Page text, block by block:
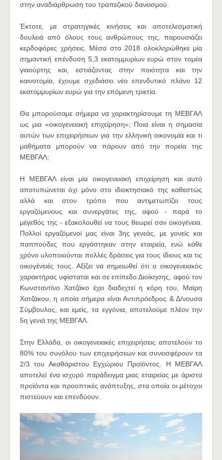
στην αναδιάρθρωση του τραπεζικού δανεισμού.
Έκτοτε, με στρατηγικές κινήσεις και αποτελεσματική
δουλειά από όλους τους ανθρώπους της, παρουσιάζει
κερδοφόρες χρήσεις. Μέσα στο 2018 ολοκληρώθηκε μία
σημαντική επένδυση 5,3 εκατομμυρίων ευρώ στον τομέα
γιαούρτης και, εστιάζοντας στην ποιότητα και την
καινοτομία, έχουμε σχεδιάσει νέο επενδυτικό πλάνο 12
εκατομμυρίων ευρώ για την επόμενη τριετία.
Θα μπορούσαμε σήμερα να χαρακτηρίσουμε τη ΜΕΒΓΑΛ
ως μια «οικογενειακή επιχείρηση»; Ποια είναι η σημασία
αυτών των επιχειρήσεων για την ελληνική οικονομία και τι
μαθήματα μπορούν να πάρουν από την πορεία της
ΜΕΒΓΑΛ;
Η ΜΕΒΓΑΛ είναι μία οικογενειακή επιχείρηση και αυτό
αποτυπώνεται όχι μόνο στο ιδιοκτησιακό της καθεστώς
αλλά και στον τρόπο που αντιμετωπίζει τους
εργαζόμενους και συνεργάτες της, αφού - παρά το
μέγεθός της - εξακολουθεί να τους θεωρεί σαν οικογένεια.
Πολλοί εργαζόμενοί μας είναι 3ης γενεάς, με γονείς και
παππούδες που εργάστηκαν στην εταιρεία, ενώ κάθε
χρόνο υλοποιούνται πολλές δράσεις για τους ίδιους και τις
οικογένειές τους. Αξίζει να σημειωθεί ότι ο οικογενειακός
χαρακτήρας υφίσταται και σε επίπεδο Διοίκησης, αφού τον
Κωνσταντίνο Χατζάκο έχει διαδεχτεί η κόρη του, Μαίρη
Χατζάκου, η οποία σήμερα είναι Αντιπρόεδρος & Δ/νουσα
Σύμβουλος, και εμείς, τα εγγόνια, αποτελούμε πλέον την
5η γενιά της ΜΕΒΓΑΛ.
Στην Ελλάδα, οι οικογενειακές επιχειρήσεις αποτελούν το
80% του συνόλου των επιχειρήσεων και συνεισφέρουν τα
2/3 του Ακαθάριστου Εγχώριου Προϊόντος. Η ΜΕΒΓΑΛ
αποτελεί ένα ισχυρό παράδειγμα μιας εταιρείας με άριστα
προϊόντα και προοπτικές ανάπτυξης, στα οποία οι μέτοχοι
πιστεύουν και επενδύουν.